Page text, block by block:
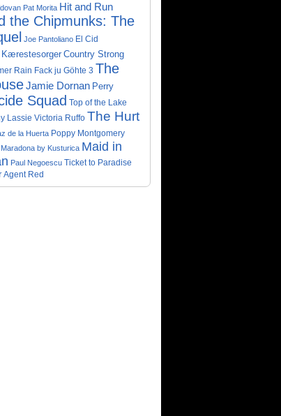
Pat Morita Hit and Run
the Chipmunks: The
Joe Pantoliano El Cid
Kærestesorger Country Strong
Rain Fack ju Göhte 3 The
Jamie Dornan Perry
Squad Top of the Lake
Lassie Victoria Ruffo The Hurt
de la Huerta Poppy Montgomery
Maradona by Kusturica Maid in
Paul Negoescu Ticket to Paradise
Agent Red